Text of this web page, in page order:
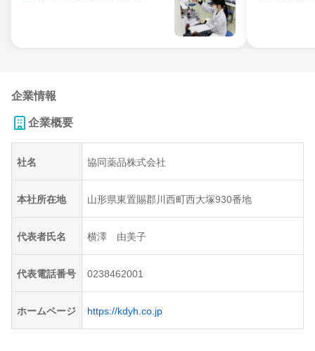
企業情報
企業概要
社名 協同薬品株式会社
本社所在地 山形県東置賜郡川西町西大塚930番地
代表者氏名 横澤 由美子
代表電話番号 0238462001
ホームページ https://kdyh.co.jp